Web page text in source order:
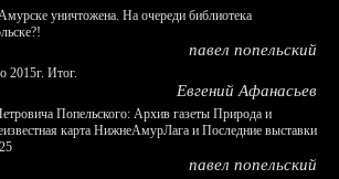
уничтожена. На очереди библиотека
павел попельский
2015г. Итог.
Евгений Афанасьев
Попельского: Архив газеты Природа и
карта НижнеАмурЛага и Последние выставки
павел попельский